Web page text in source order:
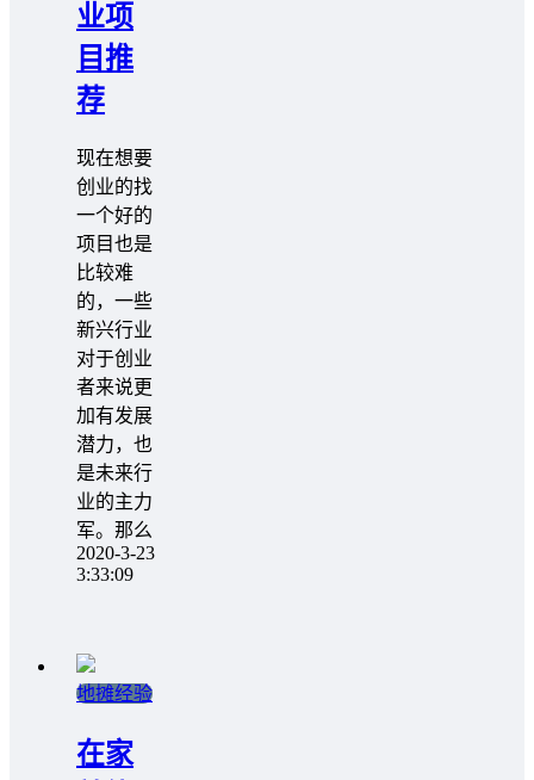
业项
目推
荐
现在想要
创业的找
一个好的
项目也是
比较难
的，一些
新兴行业
对于创业
者来说更
加有发展
潜力，也
是未来行
业的主力
军。那么
2020-3-23
3:33:09
地摊经验
在家